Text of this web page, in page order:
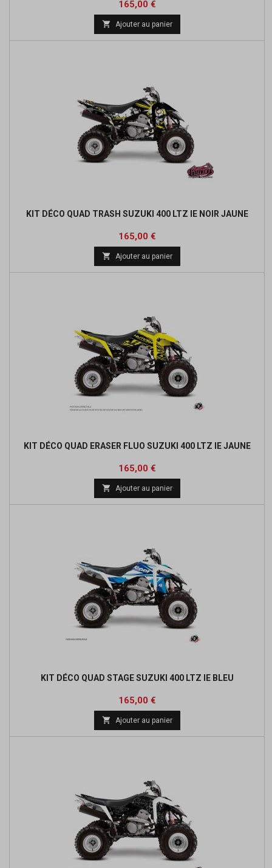
Prix
165,00 €
 Ajouter au panier
KIT DÉCO QUAD TRASH SUZUKI 400 LTZ IE NOIR JAUNE
Prix
165,00 €
 Ajouter au panier
KIT DÉCO QUAD ERASER FLUO SUZUKI 400 LTZ IE JAUNE
Prix
165,00 €
 Ajouter au panier
KIT DÉCO QUAD STAGE SUZUKI 400 LTZ IE BLEU
Prix
165,00 €
 Ajouter au panier